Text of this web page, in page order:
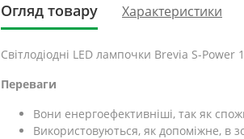
Огляд товару Характеристики
Світлодіодні LED лампочки Brevia S-
Переваги
Вони енергоефективніші, так як
Використовуються, як допоміжне, в